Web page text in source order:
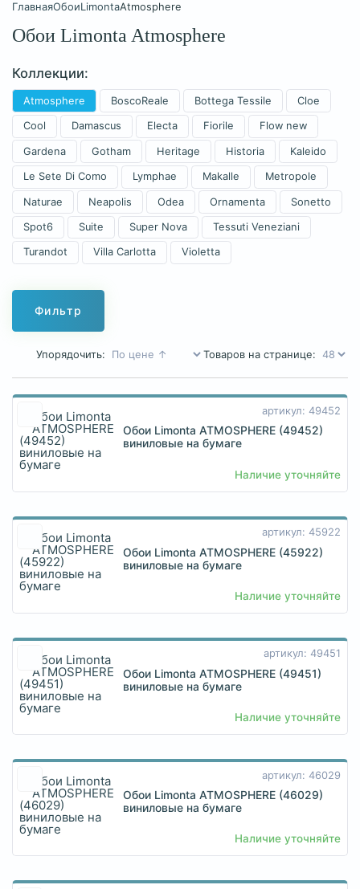
ГлавнаяОбоиLimontaAtmosphere
Обои Limonta Atmosphere
Коллекции:
Atmosphere BoscoReale Bottega Tessile Cloe
Cool Damascus Electa Fiorile Flow new
Gardena Gotham Heritage Historia Kaleido
Le Sete Di Como Lymphae Makalle Metropole
Naturae Neapolis Odea Ornamenta Sonetto
Spot6 Suite Super Nova Tessuti Veneziani
Turandot Villa Carlotta Violetta
Фильтр
Упорядочить: Товаров на странице:
артикул: 49452
Обои Limonta ATMOSPHERE (49452)
виниловые на бумаге
Наличие уточняйте
артикул: 45922
Обои Limonta ATMOSPHERE (45922)
виниловые на бумаге
Наличие уточняйте
артикул: 49451
Обои Limonta ATMOSPHERE (49451)
виниловые на бумаге
Наличие уточняйте
артикул: 46029
Обои Limonta ATMOSPHERE (46029)
виниловые на бумаге
Наличие уточняйте